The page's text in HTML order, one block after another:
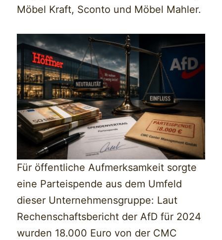
Möbel Kraft, Sconto und Möbel Mahler.
Für öffentliche Aufmerksamkeit sorgte
eine Parteispende aus dem Umfeld
dieser Unternehmensgruppe: Laut
Rechenschaftsbericht der AfD für 2024
wurden 18.000 Euro von der CMC